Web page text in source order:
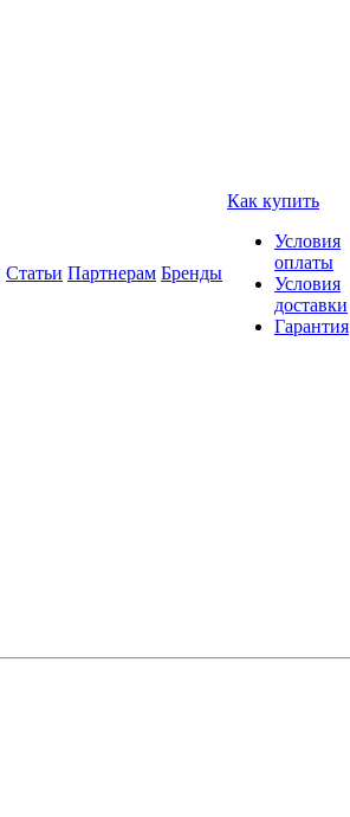
Статьи Партнерам Бренды
Как купить
Условия
оплаты
Условия
доставки
Гарантия